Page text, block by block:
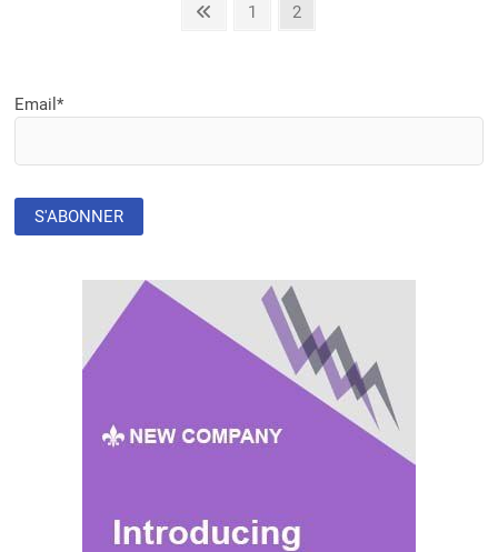
«
D’ENVERGURE
MONDIALE »
Previous
Page
1 Page
2
Email*